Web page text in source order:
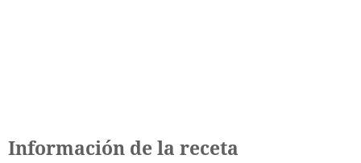
Información de la receta